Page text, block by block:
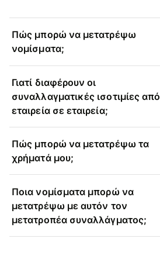
Πώς μπορώ να μετατρέψω
νομίσματα;
Γιατί διαφέρουν οι
συναλλαγματικές ισοτιμίες από
εταιρεία σε εταιρεία;
Πώς μπορώ να μετατρέψω τα
χρήματά μου;
Ποια νομίσματα μπορώ να
μετατρέψω με αυτόν τον
μετατροπέα συναλλάγματος;